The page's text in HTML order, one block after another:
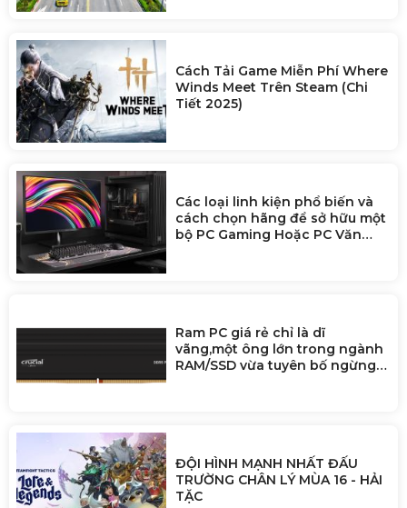
Cách Tải Game Miễn Phí Where
Winds Meet Trên Steam (Chi
Tiết 2025)
Các loại linh kiện phổ biến và
cách chọn hãng để sở hữu một
bộ PC Gaming Hoặc PC Văn
Ram PC giá rẻ chỉ là dĩ
vãng,một ông lớn trong ngành
RAM/SSD vừa tuyên bố ngừng
ĐỘI HÌNH MẠNH NHẤT ĐẤU
TRƯỜNG CHÂN LÝ MÙA 16 - HẢI
TẶC